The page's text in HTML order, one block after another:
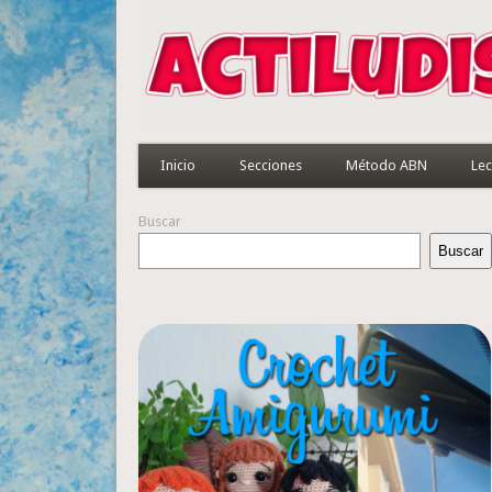
Inicio Secciones Método ABN
Buscar
Buscar